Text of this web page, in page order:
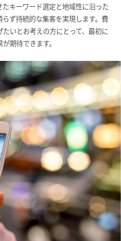
キーワード選定と地域性に沿った
ず持続的な集客を実現します。費
いとお考えの方にとって、最初に
期待できます。